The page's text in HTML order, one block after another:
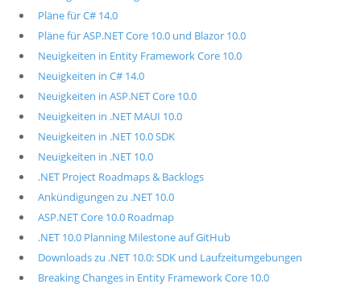
Pläne für C# 14.0
Pläne für ASP.NET Core 10.0 und Blazor 10.0
Neuigkeiten in Entity Framework Core 10.0
Neuigkeiten in C# 14.0
Neuigkeiten in ASP.NET Core 10.0
Neuigkeiten in .NET MAUI 10.0
Neuigkeiten in .NET 10.0 SDK
Neuigkeiten in .NET 10.0
.NET Project Roadmaps & Backlogs
Ankündigungen zu .NET 10.0
ASP.NET Core 10.0 Roadmap
.NET 10.0 Planning Milestone auf GitHub
Downloads zu .NET 10.0: SDK und Laufzeitumgebungen
Breaking Changes in Entity Framework Core 10.0